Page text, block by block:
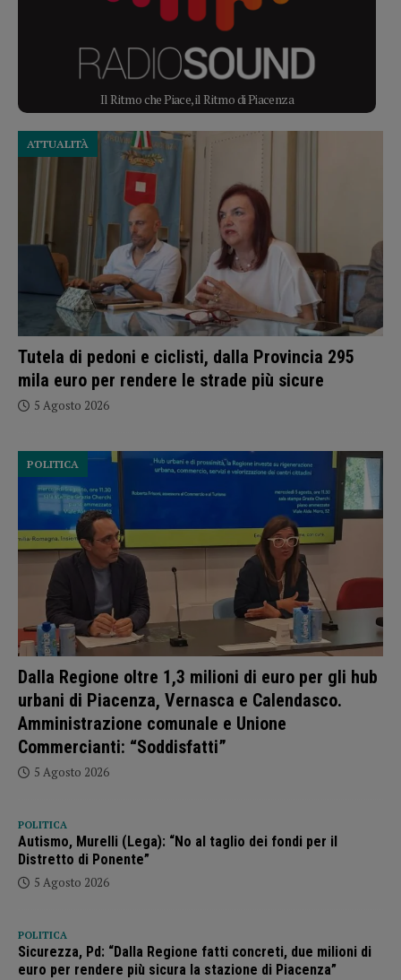
Il Ritmo che Piace, il Ritmo di Piacenza
Tutela di pedoni e ciclisti, dalla Provincia 295
mila euro per rendere le strade più sicure
ATTUALITÀ
5 Agosto 2026
Dalla Regione oltre 1,3 milioni di euro per gli hub
urbani di Piacenza, Vernasca e Calendasco.
Amministrazione comunale e Unione
Commercianti: “Soddisfatti”
POLITICA
5 Agosto 2026
POLITICA
Autismo, Murelli (Lega): “No al taglio dei fondi per il
Distretto di Ponente”
5 Agosto 2026
POLITICA
Sicurezza, Pd: “Dalla Regione fatti concreti, due milioni di
euro per rendere più sicura la stazione di Piacenza”